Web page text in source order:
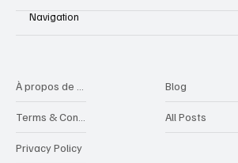
Navigation
Privacy Policy
Blog
All Posts